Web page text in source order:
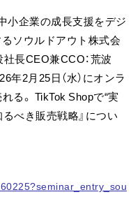
小企業の成長支援をデジ
ソウルドアウト株式会
社長CEO兼CCO：荒波
年2月25日（水）にオンラ
る。 TikTok Shopで“実
べき販売戦略』につい